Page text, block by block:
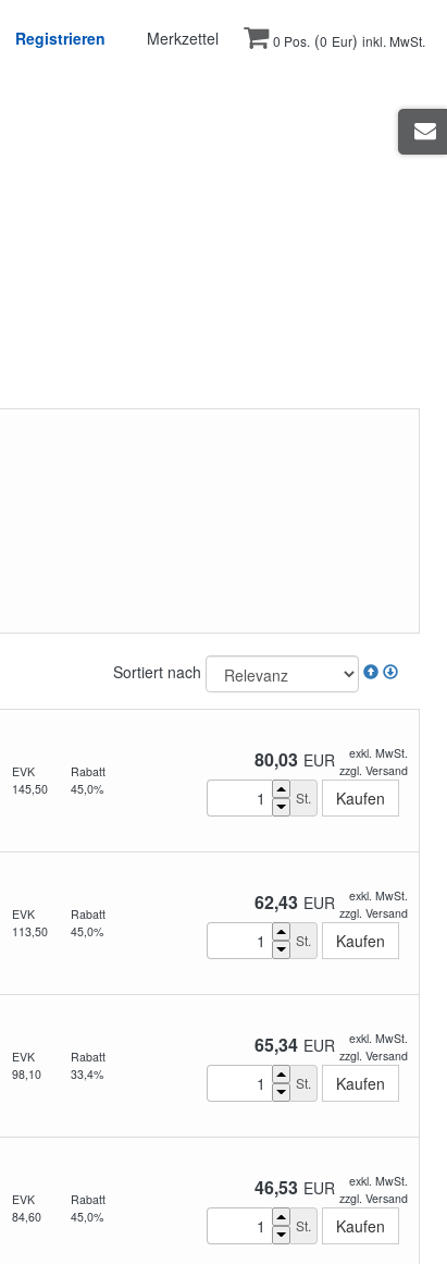
Registrieren Merkzettel 0 Pos. (0 Eur) inkl. MwSt.
Sortiert nach
EVK
145,50
Rabatt
45,0%
80,03 EUR
exkl. MwSt.
zzgl. Versand
St.
EVK
113,50
Rabatt
45,0%
62,43 EUR
exkl. MwSt.
zzgl. Versand
St.
EVK
98,10
Rabatt
33,4%
65,34 EUR
exkl. MwSt.
zzgl. Versand
St.
EVK
84,60
Rabatt
45,0%
46,53 EUR
exkl. MwSt.
zzgl. Versand
St.